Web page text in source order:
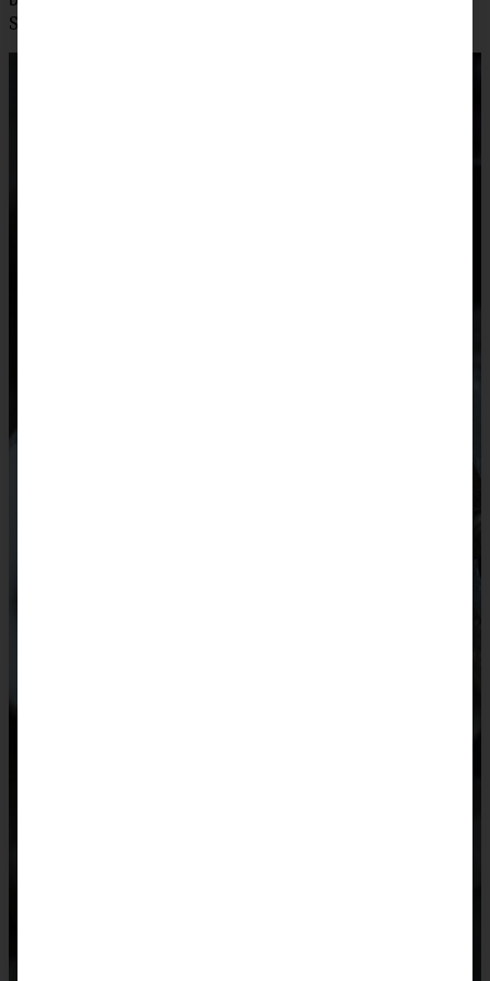
Sahne, Ahornsirup oder einfach noch etwas Zimtzucker.